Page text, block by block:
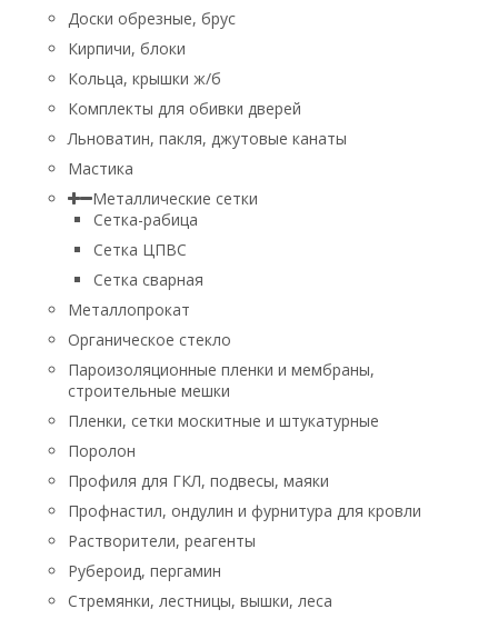
Доски обрезные, брус
Кирпичи, блоки
Кольца, крышки ж/б
Комплекты для обивки дверей
Льноватин, пакля, джутовые канаты
Мастика
Металлические сетки
Сетка-рабица
Сетка ЦПВС
Сетка сварная
Металлопрокат
Органическое стекло
Пароизоляционные пленки и мембраны,
строительные мешки
Пленки, сетки москитные и штукатурные
Поролон
Профиля для ГКЛ, подвесы, маяки
Профнастил, ондулин и фурнитура для кровли
Растворители, реагенты
Рубероид, пергамин
Стремянки, лестницы, вышки, леса